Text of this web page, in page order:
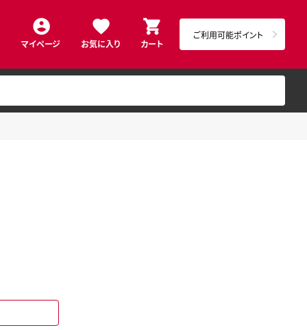
マイページ お気に入り カート
ご利用可能ポイント